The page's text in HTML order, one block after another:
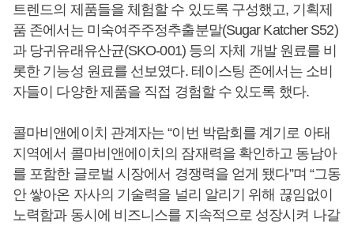
트렌드의 제품들을 체험할 수 있도록 구성했고, 기획제
품 존에서는 미숙여주주정추출분말(Sugar Katcher S52)
과 당귀유래유산균(SKO-001) 등의 자체 개발 원료를 비
롯한 기능성 원료를 선보였다. 테이스팅 존에서는 소비
자들이 다양한 제품을 직접 경험할 수 있도록 했다.
콜마비앤에이치 관계자는 “이번 박람회를 계기로 아태
지역에서 콜마비앤에이치의 잠재력을 확인하고 동남아
를 포함한 글로벌 시장에서 경쟁력을 얻게 됐다”며 “그동
안 쌓아온 자사의 기술력을 널리 알리기 위해 끊임없이
노력함과 동시에 비즈니스를 지속적으로 성장시켜 나갈